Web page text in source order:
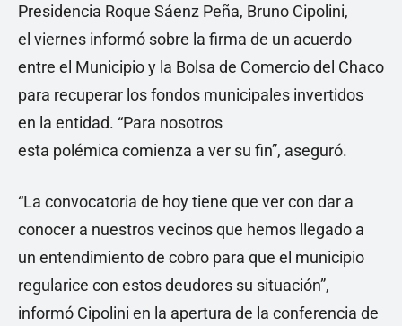
Presidencia Roque Sáenz Peña, Bruno Cipolini,
el viernes informó sobre la firma de un acuerdo
entre el Municipio y la Bolsa de Comercio del Chaco
para recuperar los fondos municipales invertidos
en la entidad. “Para nosotros
esta polémica comienza a ver su fin”, aseguró.
“La convocatoria de hoy tiene que ver con dar a
conocer a nuestros vecinos que hemos llegado a
un entendimiento de cobro para que el municipio
regularice con estos deudores su situación”,
informó Cipolini en la apertura de la conferencia de